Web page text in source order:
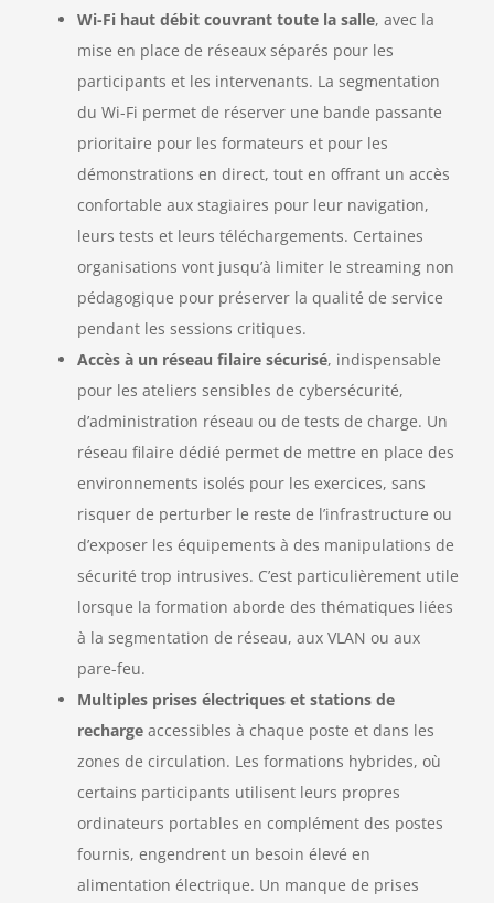
Wi-Fi haut débit couvrant toute la salle, avec la
mise en place de réseaux séparés pour les
participants et les intervenants. La segmentation
du Wi-Fi permet de réserver une bande passante
prioritaire pour les formateurs et pour les
démonstrations en direct, tout en offrant un accès
confortable aux stagiaires pour leur navigation,
leurs tests et leurs téléchargements. Certaines
organisations vont jusqu’à limiter le streaming non
pédagogique pour préserver la qualité de service
pendant les sessions critiques.
Accès à un réseau filaire sécurisé, indispensable
pour les ateliers sensibles de cybersécurité,
d’administration réseau ou de tests de charge. Un
réseau filaire dédié permet de mettre en place des
environnements isolés pour les exercices, sans
risquer de perturber le reste de l’infrastructure ou
d’exposer les équipements à des manipulations de
sécurité trop intrusives. C’est particulièrement utile
lorsque la formation aborde des thématiques liées
à la segmentation de réseau, aux VLAN ou aux
pare-feu.
Multiples prises électriques et stations de
recharge accessibles à chaque poste et dans les
zones de circulation. Les formations hybrides, où
certains participants utilisent leurs propres
ordinateurs portables en complément des postes
fournis, engendrent un besoin élevé en
alimentation électrique. Un manque de prises